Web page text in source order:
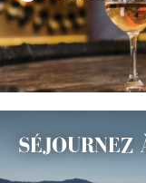
SÉJOURNEZ